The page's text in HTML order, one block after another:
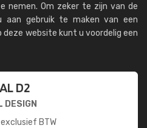
nemen. Om zeker te zijn van de
aan gebruik te maken van een
deze website kunt u voordelig een
D2
DESIGN
exclusief BTW